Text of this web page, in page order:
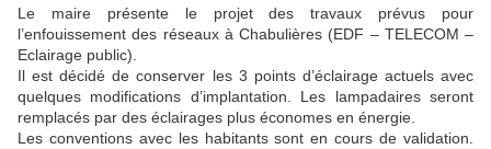
Le maire présente le projet des travaux prévus pour
l’enfouissement des réseaux à Chabulières (EDF – TELECOM –
Eclairage public).
Il est décidé de conserver les 3 points d’éclairage actuels avec
quelques modifications d’implantation. Les lampadaires seront
remplacés par des éclairages plus économes en énergie.
Les conventions avec les habitants sont en cours de validation.